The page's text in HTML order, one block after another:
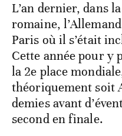
L’an dernier, dans
romaine,
Paris où il s’était
Cette année pour y
la 2e place
théoriquement soit
demies avant
second en finale.